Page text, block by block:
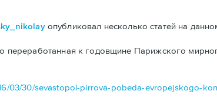
опубликовал несколько статей на
переработанная к годовщине Парижского
03/30/sevastopol-pirrova-pobeda-evropejskogo-